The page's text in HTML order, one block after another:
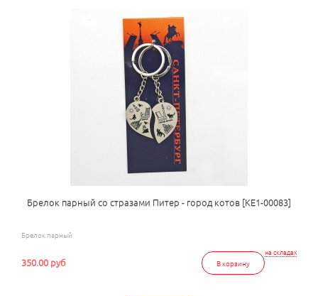
Брелок парный со стразами Питер - город котов [КЕ1-00083]
Брелок парный
на складах
В корзину
350.00 руб